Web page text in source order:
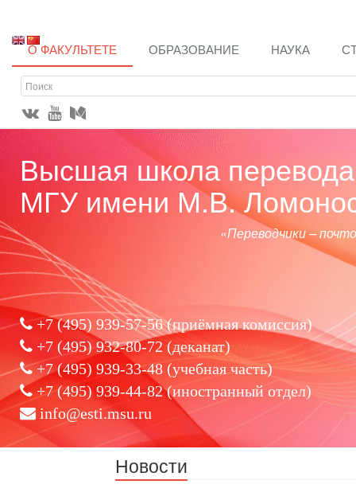
О ФАКУЛЬТЕТЕ ОБРАЗОВАНИЕ НАУКА
Высшая школа
МГУ имени М.В.
«Переводчики –
+7 (495) 939-57-56(приёмная комиссия)
+7 (495) 932-80-72 (деканат)
+7 (495) 939-33-48 (учебная часть)
+7 (495) 939-44-82 (иностранный отдел)
info@esti.msu.ru
Новости